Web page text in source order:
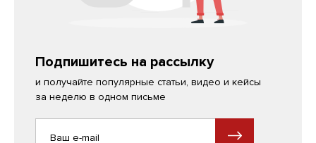
Подпишитесь на рассылку
и получайте популярные статьи, видео и кейсы
за неделю в одном письме